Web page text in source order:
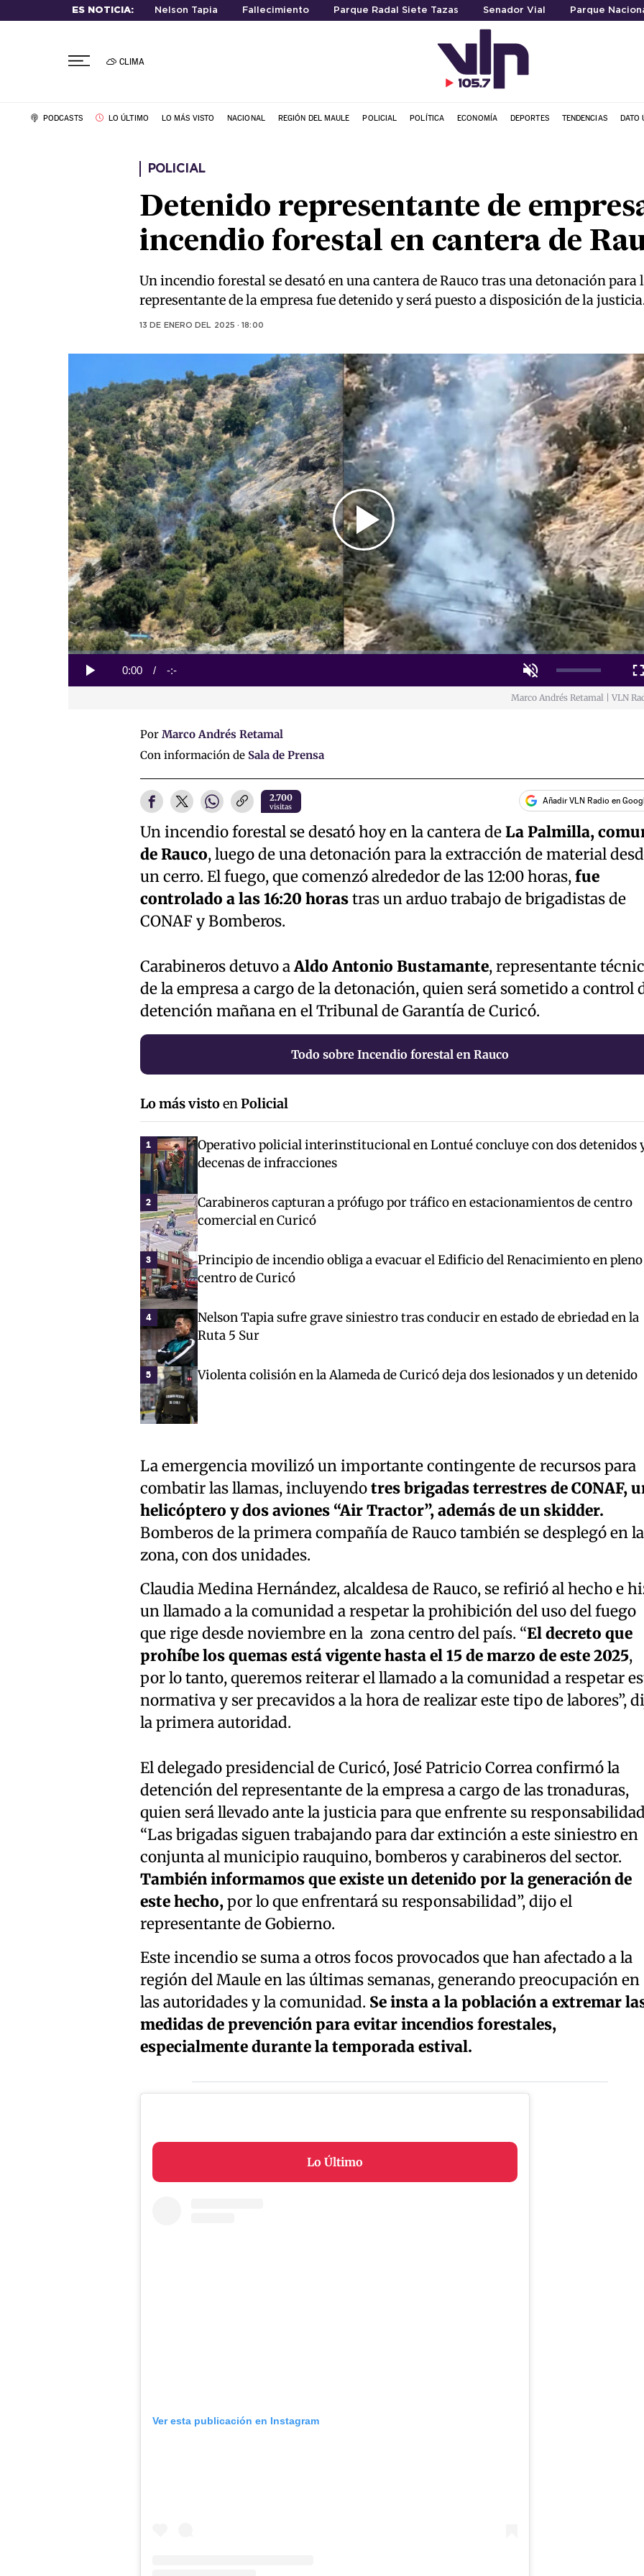
ES NOTICIA: Nelson Tapia Fallecimiento Parque Radal Siete Tazas Senador Vial Parque
CLIMA
PODCASTS LO ÚLTIMO LO MÁS VISTO NACIONAL REGIÓN DEL MAULE POLICIAL POLÍTICA ECONOMÍA DEPORTES TENDENCIAS DATO
POLICIAL
Detenido representante de
incendio forestal en cantera de
Un incendio forestal se desató en una cantera de Rauco tras una detonación
representante de la empresa fue detenido y será puesto a disposición de la
13 DE ENERO DEL 2025 · 18:00
Play
Video
Play Unmute
Current
0:00 / Duration
-:-
Loaded:
Marco Andrés Retamal | VLN
Por Marco Andrés Retamal
Con información de Sala de Prensa
2.700
visitas
Añadir VLN Radio en
Un incendio forestal se desató hoy en la cantera deLa Palmilla,
de Rauco, luego de una detonación para la extracción de material
un cerro. El fuego, que comenzó alrededor de las 12:00 horas,fue
controlado a las 16:20 horastras un arduo trabajo de brigadistas de
CONAF y Bomberos.
Carabineros detuvo aAldo Antonio Bustamante, representante
de la empresa a cargo de la detonación, quien será sometido a control
detención mañana en el Tribunal de Garantía de Curicó.
Todo sobre Incendio forestal en Rauco
Lo más vistoenPolicial
1
Operativo policial interinstitucional en Lontué concluye con dos detenidos
decenas de infracciones
2
Carabineros capturan a prófugo por tráfico en estacionamientos de centro
comercial en Curicó
3
Principio de incendio obliga a evacuar el Edificio del Renacimiento en pleno
centro de Curicó
4
Nelson Tapia sufre grave siniestro tras conducir en estado de ebriedad en la
Ruta 5 Sur
5 Violenta colisión en la Alameda de Curicó deja dos lesionados y un detenido
La emergencia movilizó un importante contingente de recursos para
combatir las llamas, incluyendotres brigadas terrestres de CONAF,
helicóptero y dos aviones “Air Tractor”, además de un skidder.
Bomberos de la primera compañía de Rauco también se desplegó en la
zona, con dos unidades.
Claudia Medina Hernández, alcaldesa de Rauco, se refirió al hecho e
un llamado a la comunidad a respetar la prohibición del uso del fuego
que rige desde noviembre en la zona centro del país. “El decreto que
prohíbe los quemas está vigente hasta el 15 de marzo de este 2025,
por lo tanto, queremos reiterar el llamado a la comunidad a respetar
normativa y ser precavidos a la hora de realizar este tipo de labores”,
la primera autoridad.
El delegado presidencial de Curicó, José Patricio Correa confirmó la
detención del representante de la empresa a cargo de las tronaduras,
quien será llevado ante la justicia para que enfrente su
“Las brigadas siguen trabajando para dar extinción a este siniestro en
conjunta al municipio rauquino, bomberos y carabineros del sector.
También informamos que existe un detenido por la generación de
este hecho,por lo que enfrentará su responsabilidad”, dijo el
representante de Gobierno.
Este incendio se suma a otros focos provocados que han afectado a la
región del Maule en las últimas semanas, generando preocupación en
las autoridades y la comunidad. Se insta a la población a extremar
medidas de prevención para evitar incendios forestales,
especialmente durante la temporada estival.
Lo Último
Ver esta publicación en Instagram